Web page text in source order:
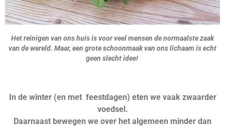
Het reinigen van ons huis is voor veel mensen de normaalste zaak
van de wereld. Maar, een grote schoonmaak van ons lichaam is echt
geen slecht idee!
In de winter (en met feestdagen) eten we vaak zwaarder
voedsel.
Daarnaast bewegen we over het algemeen minder dan